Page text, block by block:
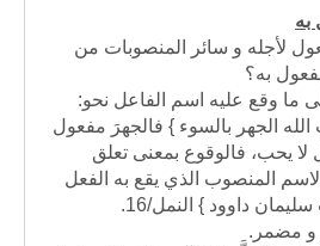
به
لأجله و سائر المنصوبات من
به؟
ما وقع عليه اسم الفاعل نحو:
الجهر بالسوء } فالجهرَ مفعول
لا يحب، فالوقوع بمعنى تعلق
المنصوب الذي يقع به الفعل
داوود } النمل/16.
و مضمر.